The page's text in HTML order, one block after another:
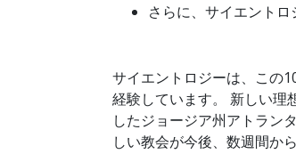
さらに、サイエントロ
サイエントロジーは、この
経験しています。 新しい理
したジョージア州アトラン
しい教会が今後、数週間か